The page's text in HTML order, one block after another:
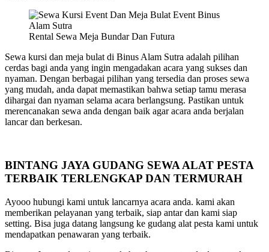
Rental Sewa Meja Bundar Dan Futura
Sewa kursi dan meja bulat di Binus Alam Sutra adalah pilihan
cerdas bagi anda yang ingin mengadakan acara yang sukses dan
nyaman. Dengan berbagai pilihan yang tersedia dan proses sewa
yang mudah, anda dapat memastikan bahwa setiap tamu merasa
dihargai dan nyaman selama acara berlangsung. Pastikan untuk
merencanakan sewa anda dengan baik agar acara anda berjalan
lancar dan berkesan.
BINTANG JAYA GUDANG SEWA ALAT PESTA
TERBAIK TERLENGKAP DAN TERMURAH
Ayooo hubungi kami untuk lancarnya acara anda. kami akan
memberikan pelayanan yang terbaik, siap antar dan kami siap
setting. Bisa juga datang langsung ke gudang alat pesta kami untuk
mendapatkan penawaran yang terbaik.